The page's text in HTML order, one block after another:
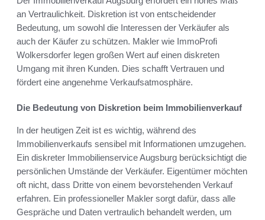
an Vertraulichkeit. Diskretion ist von entscheidender
Bedeutung, um sowohl die Interessen der Verkäufer als
auch der Käufer zu schützen. Makler wie ImmoProfi
Wolkersdorfer legen großen Wert auf einen diskreten
Umgang mit ihren Kunden. Dies schafft Vertrauen und
fördert eine angenehme Verkaufsatmosphäre.
Die Bedeutung von Diskretion beim Immobilienverkauf
In der heutigen Zeit ist es wichtig, während des
Immobilienverkaufs sensibel mit Informationen umzugehen.
Ein diskreter Immobilienservice Augsburg berücksichtigt die
persönlichen Umstände der Verkäufer. Eigentümer möchten
oft nicht, dass Dritte von einem bevorstehenden Verkauf
erfahren. Ein professioneller Makler sorgt dafür, dass alle
Gespräche und Daten vertraulich behandelt werden, um